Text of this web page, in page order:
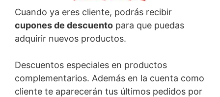
Cuando ya eres cliente, podrás recibir
cupones de descuento para que puedas
adquirir nuevos productos.
Descuentos especiales en productos
complementarios. Además en la cuenta como
cliente te aparecerán tus últimos pedidos por